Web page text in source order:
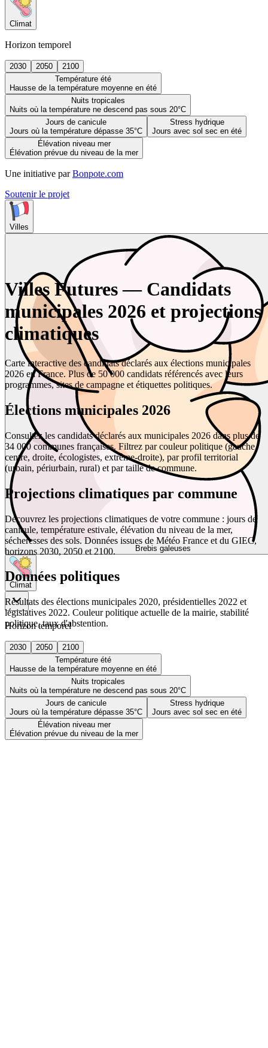
Climat
Horizon temporel
2030 2050
2100
Température été
Hausse de la température moyenne en été
Nuits tropicales
Nuits où la température ne descend pas sous 20°C
Jours de canicule
Jours où la température dépasse 35°C
Stress hydrique
Jours avec sol sec en été
Élévation niveau mer
Élévation prévue du niveau de la mer
Une initiative par Bonpote.com
Soutenir le projet
Villes
Brebis galeuses
Climat
Horizon temporel
2030 2050
2100
Température été
Hausse de la température moyenne en été
Nuits tropicales
Nuits où la température ne descend pas sous 20°C
Jours de canicule
Jours où la température dépasse 35°C
Stress hydrique
Jours avec sol sec en été
Élévation niveau mer
Élévation prévue du niveau de la mer
Villes Futures — Candidats
municipales 2026 et projections
climatiques
Carte interactive des candidats déclarés aux élections municipales
2026 en France. Plus de 50 000 candidats référencés avec leurs
programmes, sites de campagne et étiquettes politiques.
Élections municipales 2026
Consultez les candidats déclarés aux municipales 2026 dans plus de
34 000 communes françaises. Filtrez par couleur politique (gauche,
centre, droite, écologistes, extrême-droite), par profil territorial
(urbain, périurbain, rural) et par taille de commune.
Projections climatiques par commune
Découvrez les projections climatiques de votre commune : jours de
canicule, température estivale, élévation du niveau de la mer,
sécheresses des sols. Données issues de Météo France et du GIEC,
horizons 2030, 2050 et 2100.
Données politiques
Résultats des élections municipales 2020, présidentielles 2022 et
législatives 2022. Couleur politique actuelle de la mairie, stabilité
politique, taux d'abstention.